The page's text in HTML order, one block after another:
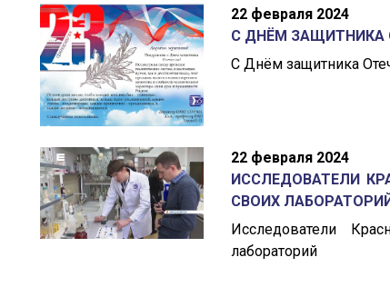
22 февраля 2024
С ДНЁМ ЗАЩИТНИКА
С Днём защитника
22 февраля 2024
ИССЛЕДОВАТЕЛИ
СВОИХ
Исследователи
лабораторий